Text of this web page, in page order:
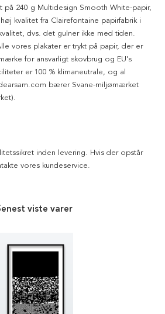
på 240 g Multidesign Smooth White-papir,
kvalitet fra Clairefontaine papirfabrik i
dvs. det gulner ikke med tiden.
vores plakater er trykt på papir, der er
for ansvarligt skovbrug og EU's
er 100 % klimaneutrale, og al
bærer Svane-miljømærket
inden levering. Hvis der opstår
vores kundeservice.
viste varer